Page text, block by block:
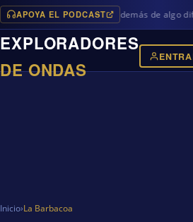
APOYA EL PODCAST
programas en iVoox, además de algo
EXPLORADORES
DE ONDAS
Inicio›La Barbacoa